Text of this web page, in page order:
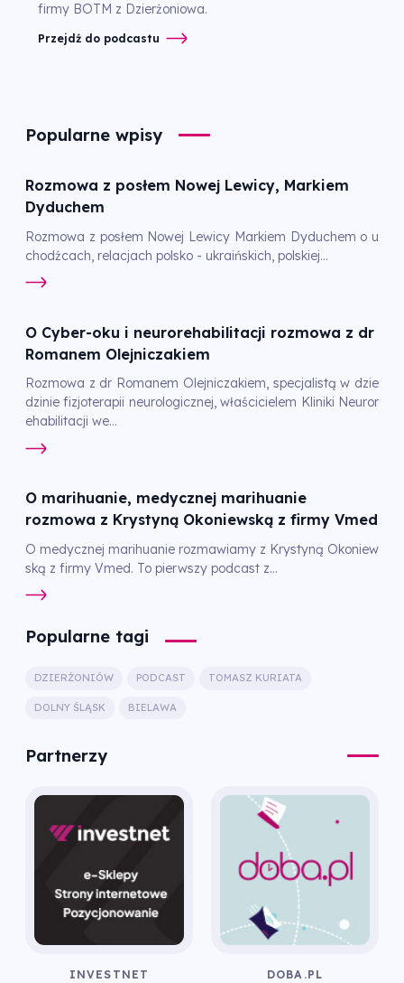
firmy BOTM z Dzierżoniowa.
Przejdź do podcastu
Popularne wpisy
Rozmowa z posłem Nowej Lewicy, Markiem
Dyduchem
Rozmowa z posłem Nowej Lewicy Markiem Dyduchem o u
chodźcach, relacjach polsko - ukraińskich, polskiej...
O Cyber-oku i neurorehabilitacji rozmowa z dr
Romanem Olejniczakiem
Rozmowa z dr Romanem Olejniczakiem, specjalistą w dzie
dzinie fizjoterapii neurologicznej, właścicielem Kliniki Neuror
ehabilitacji we...
O marihuanie, medycznej marihuanie
rozmowa z Krystyną Okoniewską z firmy Vmed
O medycznej marihuanie rozmawiamy z Krystyną Okoniew
ską z firmy Vmed. To pierwszy podcast z...
Popularne tagi
DZIERŻONIÓW PODCAST TOMASZ KURIATA
DOLNY ŚLĄSK BIELAWA
Partnerzy
INVESTNET DOBA.PL